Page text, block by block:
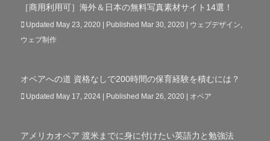
［商用利用可］海外＆日本の無料写真素材サイト14選！
Updated May 23, 2020 | Published Mar 30, 2020| ウェブデザイン,
ウェブ制作
オペアへの道 資格なしで200時間の保育経験を積むには？
Updated May 17, 2024 | Published Mar 26, 2020| オペア
アメリカオペア 渡米までに身に付けたい英語力と勉強法